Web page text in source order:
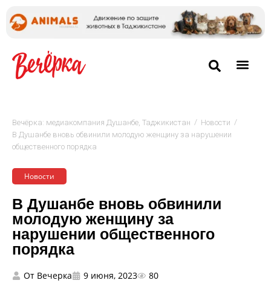
Вечёрка: медиакомпания Душанбе, Таджикистан / Новости /
В Душанбе вновь обвинили молодую женщину за нарушении
общественного порядка
Новости
В Душанбе вновь обвинили
молодую женщину за
нарушении общественного
порядка
От Вечерка 9 июня, 2023 80